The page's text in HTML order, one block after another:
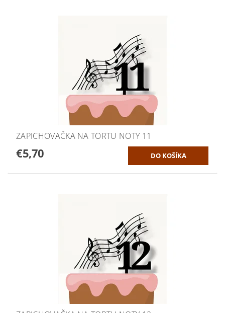
ZAPICHOVAČKA NA TORTU NOTY 11
€5,70